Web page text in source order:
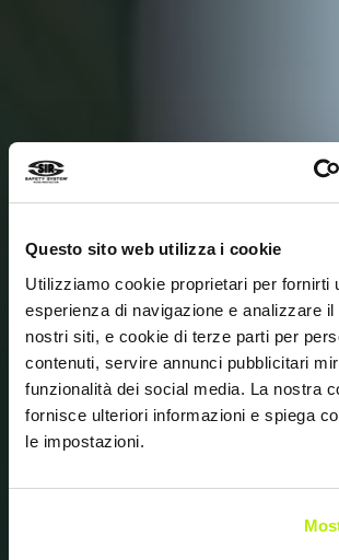
Questo sito web utilizza i cookie
Utilizziamo cookie proprietari per fornirti
esperienza di navigazione e analizzare
nostri siti, e cookie di terze parti per
contenuti, servire annunci pubblicitari
funzionalità dei social media. La nostra
fornisce ulteriori informazioni e spiega
le impostazioni.
11 SEPTEMBRE 2025
SIR SAFETY
AU SALON